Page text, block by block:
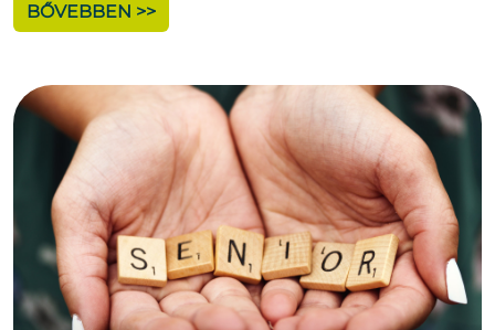
BŐVEBBEN >>